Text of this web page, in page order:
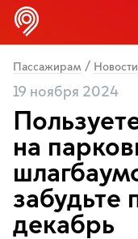
Пассажирам / Новости
19 ноября 2024
на
забудьте
декабрь